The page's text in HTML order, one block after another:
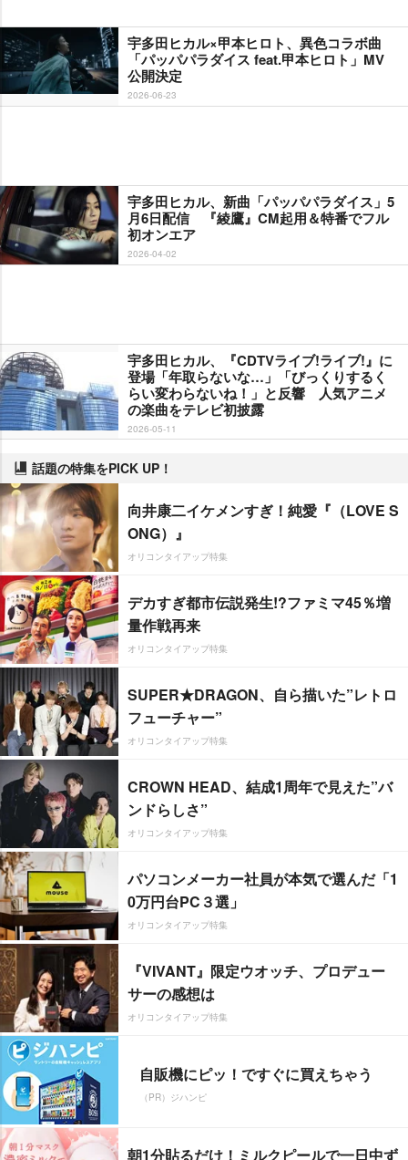
宇多田ヒカル×甲本ヒロト、異色コラボ曲
「パッパパラダイス feat.甲本ヒロト」MV
公開決定
2026-06-23
宇多田ヒカル、新曲「パッパパラダイス」5
月6日配信 『綾鷹』CM起用＆特番でフル
初オンエア
2026-04-02
宇多田ヒカル、『CDTVライブ!ライブ!』に
登場「年取らないな…」「びっくりするく
らい変わらないね！」と反響 人気アニメ
の楽曲をテレビ初披露
2026-05-11
話題の特集をPICK UP！
向井康二イケメンすぎ！純愛『（LOVE S
ONG）』
オリコンタイアップ特集
デカすぎ都市伝説発生!?ファミマ45％増
量作戦再来
オリコンタイアップ特集
SUPER★DRAGON、自ら描いた”レトロ
フューチャー”
オリコンタイアップ特集
CROWN HEAD、結成1周年で見えた”バ
ンドらしさ”
オリコンタイアップ特集
パソコンメーカー社員が本気で選んだ「1
0万円台PC３選」
オリコンタイアップ特集
『VIVANT』限定ウオッチ、プロデュー
サーの感想は
オリコンタイアップ特集
自販機にピッ！ですぐに買えちゃう
（PR）ジハンピ
朝1分貼るだけ！ミルクピールで一日中ず